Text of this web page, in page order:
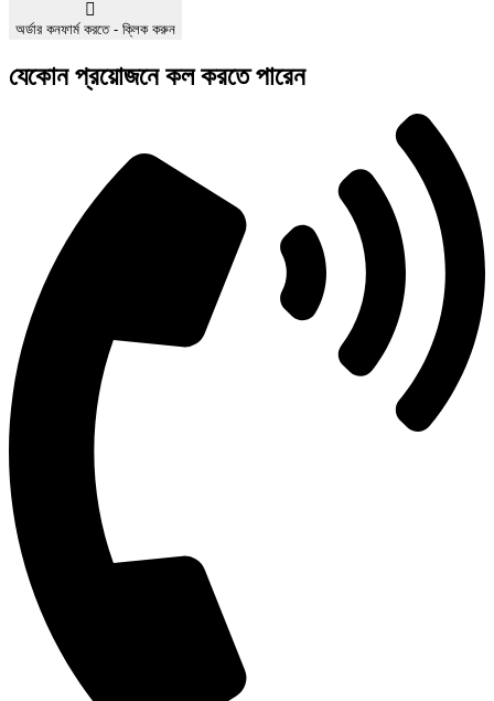
অর্ডার কনফার্ম করতে - ক্লিক করুন
যেকোন প্রয়োজনে কল করতে পারেন